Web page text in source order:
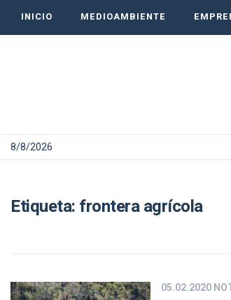
INICIO MEDIOAMBIENTE
8/8/2026
Etiqueta: frontera agrícola
05.02.2020